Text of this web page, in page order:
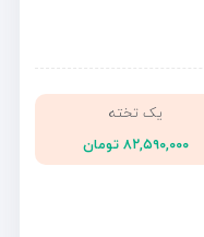
یک تخته
۸۲,۵۹۰,۰۰۰ تومان